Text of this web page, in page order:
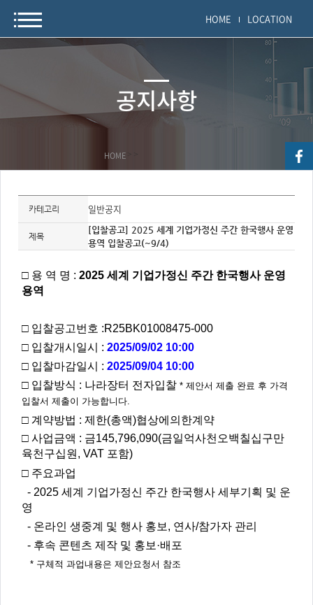
HOME LOCATION
공지사항
HOME > >
자
개
내
용,
키
워
제,
유
형,
저
작
권
자/
작
성
자,
년
도,
대
표
이
지,
첨
파
일,
출
처,
카테고리 일반공지
제목
[입찰공고] 2025 세계 기업가정신 주간 한국행사 운영
용역 입찰공고(~9/4)
□ 용 역 명 : 2025 세계 기업가정신 주간 한국행사 운영
용역
□ 입찰공고번호 :R25BK01008475-000
□ 입찰개시일시 : 2025/09/02 10:00
□ 입찰마감일시 : 2025/09/04 10:00
□ 입찰방식 : 나라장터 전자입찰 * 제안서 제출 완료 후 가격
입찰서 제출이 가능합니다.
□ 계약방법 : 제한(총액)협상에의한계약
□ 사업금액 : 금145,796,090(금일억사천오백칠십구만
육천구십원, VAT 포함)
□ 주요과업
- 2025 세계 기업가정신 주간 한국행사 세부기획 및 운
영
- 온라인 생중계 및 행사 홍보, 연사/참가자 관리
- 후속 콘텐츠 제작 및 홍보·배포
* 구체적 과업내용은 제안요청서 참조